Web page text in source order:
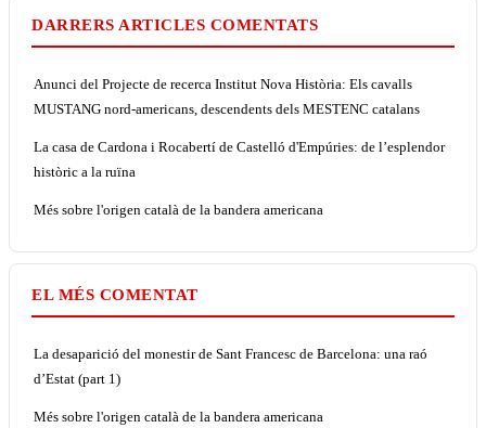
DARRERS ARTICLES COMENTATS
Anunci del Projecte de recerca Institut Nova Història: Els cavalls
MUSTANG nord-americans, descendents dels MESTENC catalans
La casa de Cardona i Rocabertí de Castelló d'Empúries: de l’esplendor
històric a la ruïna
Més sobre l'origen català de la bandera americana
EL MÉS COMENTAT
La desaparició del monestir de Sant Francesc de Barcelona: una raó
d’Estat (part 1)
Més sobre l'origen català de la bandera americana